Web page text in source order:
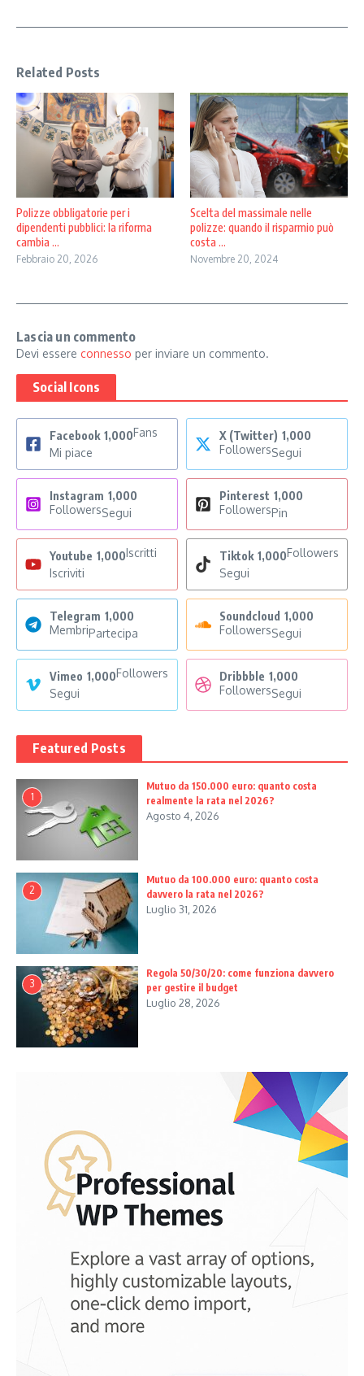
Related Posts
Polizze obbligatorie per i
dipendenti pubblici: la riforma
cambia ...
Febbraio 20, 2026
Scelta del massimale nelle
polizze: quando il risparmio può
costa ...
Novembre 20, 2024
Lascia un commento
Devi essere connesso per inviare un commento.
Social Icons
Facebook 1,000Fans
Mi piace
X (Twitter) 1,000
FollowersSegui
Instagram 1,000
FollowersSegui
Pinterest 1,000
FollowersPin
Youtube 1,000Iscritti
Iscriviti
Tiktok 1,000Followers
Segui
Telegram 1,000
MembriPartecipa
Soundcloud 1,000
FollowersSegui
Vimeo 1,000Followers
Segui
Dribbble 1,000
FollowersSegui
Featured Posts
1
Mutuo da 150.000 euro: quanto costa
realmente la rata nel 2026?
Agosto 4, 2026
2
Mutuo da 100.000 euro: quanto costa
davvero la rata nel 2026?
Luglio 31, 2026
3
Regola 50/30/20: come funziona davvero
per gestire il budget
Luglio 28, 2026